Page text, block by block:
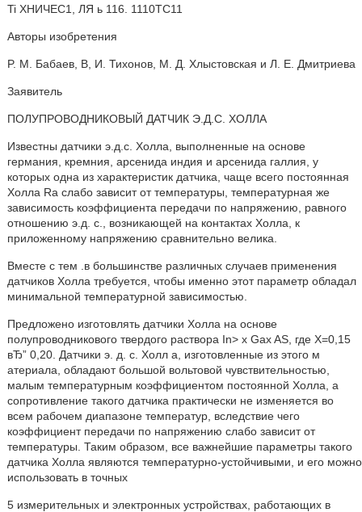
Ti ХНИЧЕС1, ЛЯ ь 116. 1110ТС11
Авторы изобретения
P. М. Бабаев, В, И. Тихонов, М. Д. Хлыстовская и Л. Е. Дмитриева
Заявитель
ПОЛУПРОВОДНИКОВЫЙ ДАТЧИК Э.Д.С. ХОЛЛА
Известны датчики э.д.с. Холла, выполненные на основе
германия, кремния, арсенида индия и арсенида галлия, у
которых одна из характеристик датчика, чаще всего постоянная
Холла Ra слабо зависит от температуры, температурная же
зависимость коэффициента передачи по напряжению, равного
отношению э.д. с., возникающей на контактах Холла, к
приложенному напряжению сравнительно велика.
Вместе с тем .в большинстве различных случаев применения
датчиков Холла требуется, чтобы именно этот параметр обладал
минимальной температурной зависимостью.
Предложено изготовлять датчики Холла на основе
полупроводникового твердого раствора In> х Gax AS, где Х=0,15
вЂ” 0,20. Датчики э. д. с. Холл а, изготовленные из этого м
атериала, обладают большой вольтовой чувствительностью,
малым температурным коэффициентом постоянной Холла, а
сопротивление такого датчика практически не изменяется во
всем рабочем диапазоне температур, вследствие чего
коэффициент передачи по напряжению слабо зависит от
температуры. Таким образом, все важнейшие параметры такого
датчика Холла являются температурно-устойчивыми, и его можно
использовать в точных
5 измерительных и электронных устройствах, работающих в